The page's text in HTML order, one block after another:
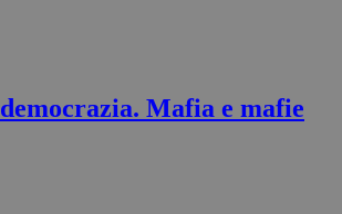
Mafia e mafie